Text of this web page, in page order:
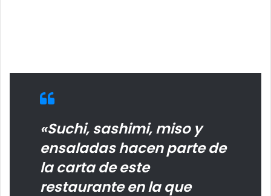
«Suchi, sashimi, miso y
ensaladas hacen parte de
la carta de este
restaurante en la que